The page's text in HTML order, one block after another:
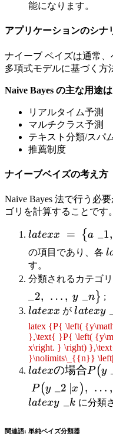
能になります。
アプリケーションのシナ
ナイーブ ベイズは通常
多項式モデルに基づく方
Naive Bayes の主な用途
リアルタイム予測
マルチクラス予測
テキスト分類/スパ
推薦制度
ナイーブベイズの考え方
Naive Bayes 法で行う必
ゴリを計算することです
latex {x\text{
}},\text{
\right\} }}
latexx = {a 1,
の項目であり、各 l
す。
分類されるカテゴ
2, … , y n } ;
latex
{x}
latexx がlatex
latexy
latex {P{ \left(
},\text{ }P{ \left(
x\right. } \right)
}\nolimits\_{{n}}
latex の場合
\left| x\right. }
}=\text{ }max{
\left(
latexの場合P (y
P(y 2 ∣x ), … ,
latexy k に分類
関連語: 単純ベイズ分類器